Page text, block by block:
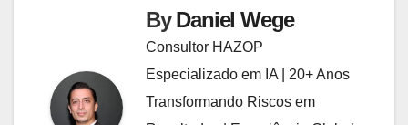
ByDaniel Wege
Consultor HAZOP
Especializado em IA | 20+ Anos
Transformando Riscos em